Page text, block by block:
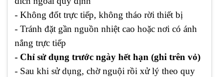
- Không đốt trực tiếp, không tháo rời thiết bị
- Tránh đặt gần nguồn nhiệt cao hoặc nơi có ánh
nắng trực tiếp
- Chỉ sử dụng trước ngày hết hạn (ghi trên vỏ)
- Sau khi sử dụng, chờ nguội rồi xử lý theo quy